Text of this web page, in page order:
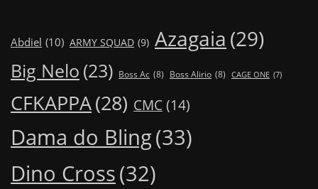
Abdiel (10) ARMY SQUAD (9) Azagaia (29)
Big Nelo (23) Boss Ac (8) Boss Alirio (8) CAGE ONE (7)
CFKAPPA(28) CMC (14)
Dama do Bling(33)
Dino Cross(32)